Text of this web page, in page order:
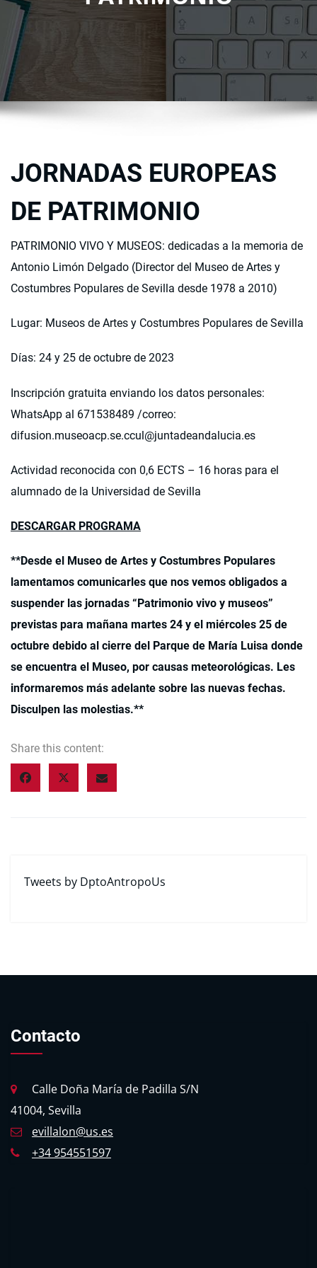
JORNADAS EUROPEAS
DE PATRIMONIO
PATRIMONIO VIVO Y MUSEOS: dedicadas a la memoria de
Antonio Limón Delgado (Director del Museo de Artes y
Costumbres Populares de Sevilla desde 1978 a 2010)
Lugar: Museos de Artes y Costumbres Populares de Sevilla
Días: 24 y 25 de octubre de 2023
Inscripción gratuita enviando los datos personales:
WhatsApp al 671538489 /correo:
difusion.museoacp.se.ccul@juntadeandalucia.es
Actividad reconocida con 0,6 ECTS – 16 horas para el
alumnado de la Universidad de Sevilla
DESCARGAR PROGRAMA
**Desde el Museo de Artes y Costumbres Populares
lamentamos comunicarles que nos vemos obligados a
suspender las jornadas “Patrimonio vivo y museos”
previstas para mañana martes 24 y el miércoles 25 de
octubre debido al cierre del Parque de María Luisa donde
se encuentra el Museo, por causas meteorológicas. Les
informaremos más adelante sobre las nuevas fechas.
Disculpen las molestias.**
Share this content:
Tweets by DptoAntropoUs
Contacto
Calle Doña María de Padilla S/N
41004, Sevilla
evillalon@us.es
+34 954551597